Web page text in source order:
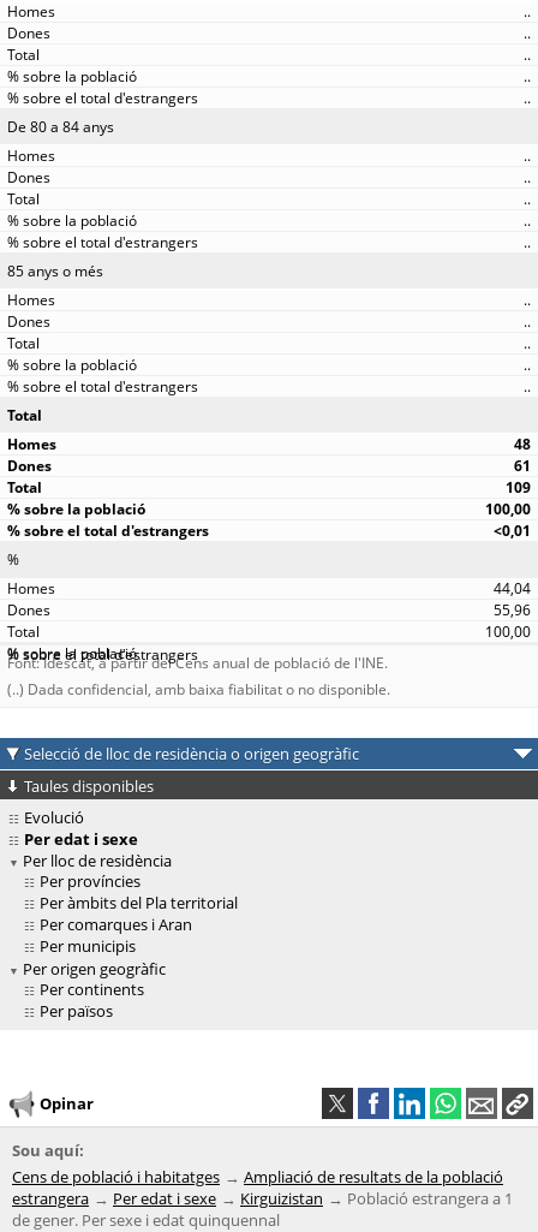
..
..
..
..
..
De 80 a 84 anys
..
..
..
..
..
85 anys o més
..
..
..
..
..
Total
48
61
109
100,00
<0,01
%
44,04
55,96
100,00
Font: Idescat, a partir del Cens anual de població de l'INE.
(..) Dada confidencial, amb baixa fiabilitat o no disponible.
Selecció de lloc de residència o origen geogràfic
Taules disponibles
Evolució
Per edat i sexe
Per lloc de residència
Per províncies
Per àmbits del Pla territorial
Per comarques i Aran
Per municipis
Per origen geogràfic
Per continents
Per països
Opinar
Sou aquí:
Cens de població i habitatges
Ampliació de resultats de la població
estrangera
Per edat i sexe Kirguizistan
Població estrangera a 1
de gener. Per sexe i edat quinquennal